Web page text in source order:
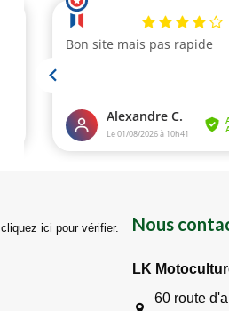
cliquez ici pour vérifier. Nous
LK
60 route